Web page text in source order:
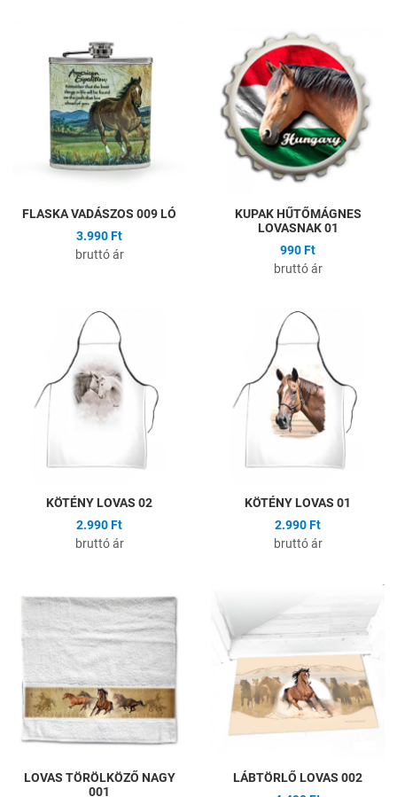
Hozzáadás a kívánságlistához
Összehasonlítás
Gyors nézet
FLASKA VADÁSZOS 009 LÓ
3.990 Ft
bruttó ár
KUPAK HŰTŐMÁGNES
LOVASNAK 01
990 Ft
bruttó ár
Hozzáadás a kívánságlistához
Összehasonlítás
Gyors nézet
KÖTÉNY LOVAS 02
2.990 Ft
bruttó ár
KÖTÉNY LOVAS 01
2.990 Ft
bruttó ár
Összehasonlítás
Gyors nézet
LOVAS TÖRÖLKÖZŐ NAGY
001
LÁBTÖRLŐ LOVAS 002